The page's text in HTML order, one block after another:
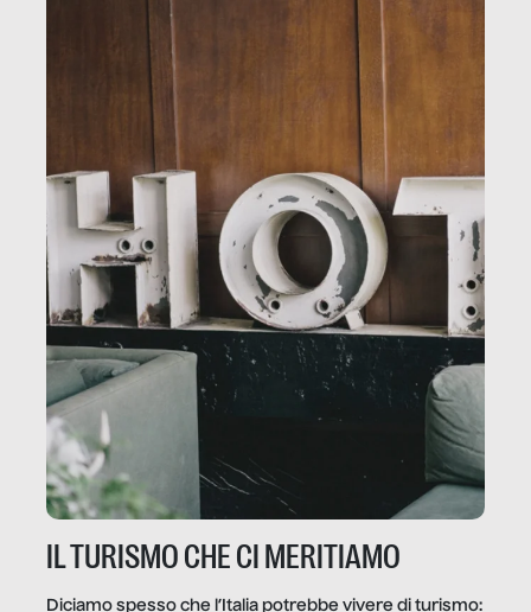
IL TURISMO CHE CI MERITIAMO
Diciamo spesso che l’Italia potrebbe vivere di turismo: